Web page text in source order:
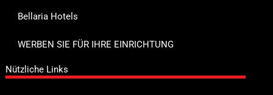
Bellaria Hotels
WERBEN SIE FÜR IHRE EINRICHTUNG
Nützliche Links